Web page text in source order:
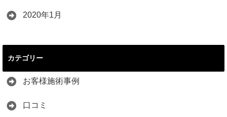
2020年1月
カテゴリー
お客様施術事例
口コミ